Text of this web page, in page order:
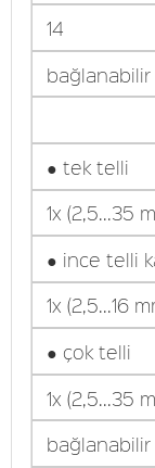
14
● tek telli
1x (2,5...35
● ince telli
1x (2,5...16
● çok telli
1x (2,5...35
bağlanabilir